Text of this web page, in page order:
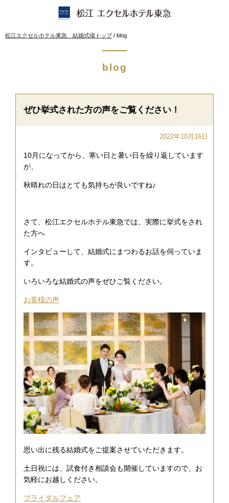
このページの本文へ
現
松江エクセルホテル東急 結婚式場トップ/ blog
blog
ぜひ挙式された方の声をご覧ください！
2022年10月16日
10月になってから、寒い日と暑い日を繰り返しています
が、
秋晴れの日はとても気持ちが良いですね♪
さて、松江エクセルホテル東急では、実際に挙式をされ
た方へ
インタビューして、結婚式にまつわるお話を伺っていま
す。
いろいろな結婚式の声をぜひご覧ください。
お客様の声
思い出に残る結婚式をご提案させていただきます。
土日祝には、試食付き相談会も開催していますので、お
気軽にお越しください。
ブライダルフェア